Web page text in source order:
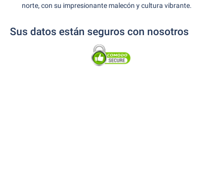
norte, con su impresionante malecón y cultura vibrante.
Sus datos están seguros con nosotros